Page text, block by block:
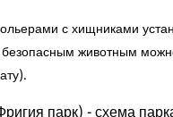
с хищниками
животным